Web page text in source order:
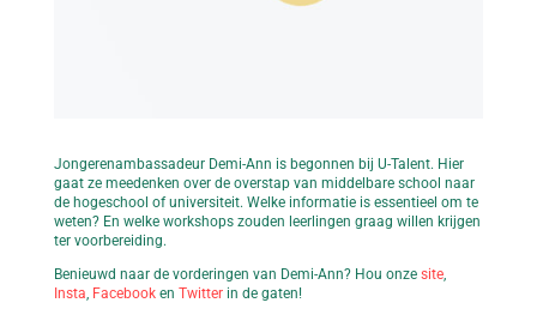
Jongerenambassadeur Demi-Ann is begonnen bij U-Talent. Hier
gaat ze meedenken over de overstap van middelbare school naar
de hogeschool of universiteit. Welke informatie is essentieel om te
weten? En welke workshops zouden leerlingen graag willen krijgen
ter voorbereiding.
Benieuwd naar de vorderingen van Demi-Ann? Hou onze site,
Insta Facebooken Twitterin de gaten!